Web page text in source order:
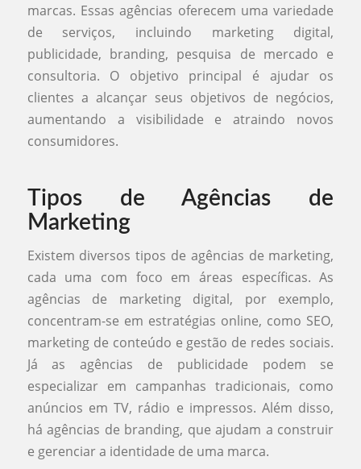
marcas. Essas agências oferecem uma variedade
de serviços, incluindo marketing digital,
publicidade, branding, pesquisa de mercado e
consultoria. O objetivo principal é ajudar os
clientes a alcançar seus objetivos de negócios,
aumentando a visibilidade e atraindo novos
consumidores.
Tipos de Agências de
Marketing
Existem diversos tipos de agências de marketing,
cada uma com foco em áreas específicas. As
agências de marketing digital, por exemplo,
concentram-se em estratégias online, como SEO,
marketing de conteúdo e gestão de redes sociais.
Já as agências de publicidade podem se
especializar em campanhas tradicionais, como
anúncios em TV, rádio e impressos. Além disso,
há agências de branding, que ajudam a construir
e gerenciar a identidade de uma marca.